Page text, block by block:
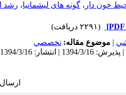
خون دار ، گونه های لیشمانیا، رشد
(۲۲۹۱ دریافت)
| موضوع مقاله: تخصصي